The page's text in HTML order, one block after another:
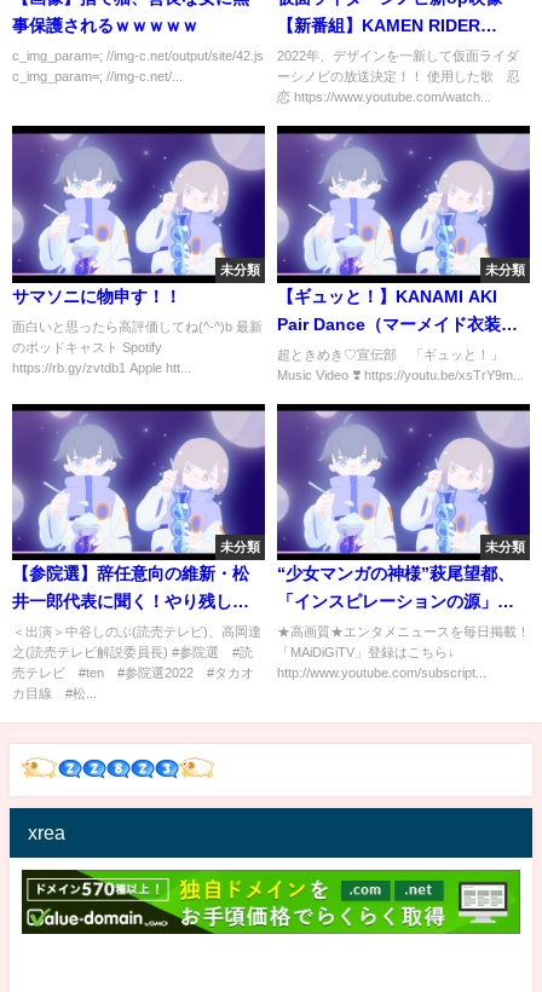
事保護されるｗｗｗｗｗ
c_img_param=; //img-c.net/output/site/42.js
c_img_param=; //img-c.net/...
【新番組】KAMEN RIDER
SHINOBI OPENING
2022年、デザインを一新して仮面ライダ
ーシノビの放送決定！！ 使用した歌 忍
恋 https://www.youtube.com/watch...
未分類
サマソニに物申す！！
面白いと思ったら高評価してね(^-^)b 最新
のポッドキャスト Spotify
https://rb.gy/zvtdb1 Apple htt...
未分類
【ギュッと！】KANAMI AKI
Pair Dance（マーメイド衣装）#
ギュッと #とき宣ギュッと #超と
きめき宣伝部 #TOKISEN
#Gyutto #shorts
超ときめき♡宣伝部 「ギュッと！」
Music Video ❣️ https://youtu.be/xsTrY9m...
未分類
【参院選】辞任意向の維新・松
井一郎代表に聞く！やり残した
ことは？党の今後は？
＜出演＞中谷しのぶ(読売テレビ)、高岡達
之(読売テレビ解説委員長) #参院選 #読
売テレビ #ten #参院選2022 #タカオ
カ目線 #松...
未分類
“少女マンガの神様”萩尾望都、
「インスピレーションの源」語
る 「ビッグコミック」50周年
メッセージ
★高画質★エンタメニュースを毎日掲載！
「MAiDiGiTV」登録はこちら↓
http://www.youtube.com/subscript...
xrea